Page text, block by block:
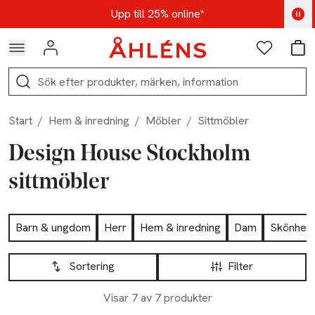
Hoppa till navigationsmenynUpp till 25% online*
Kod: AUG25 - Shoppa nu
Logga in Favoriter
Sök
Start / Hem & inredning / Möbler / Sittmöbler
Design House Stockholm
sittmöbler
Hoppa till produktsidan
Barn & ungdom Herr Hem & inredning Dam
Skönhet
Hoppa till produktsidan
Filter
Sortering
Visar 7 av 7 produkter
Lista över produkter